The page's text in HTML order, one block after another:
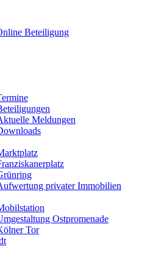
Meldungen
privater Immobilien
Ostpromenade
Tor